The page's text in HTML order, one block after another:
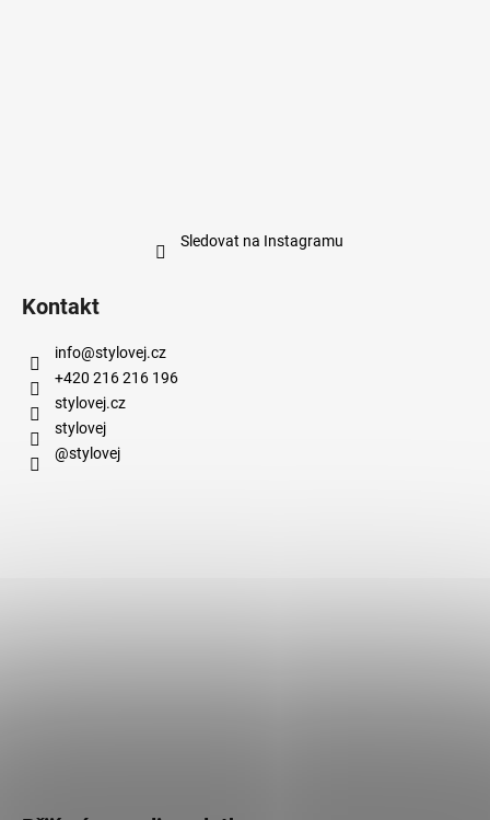
Sledovat na Instagramu
Kontakt
info@stylovej.cz
+420 216 216 196
stylovej.cz
stylovej
@stylovej